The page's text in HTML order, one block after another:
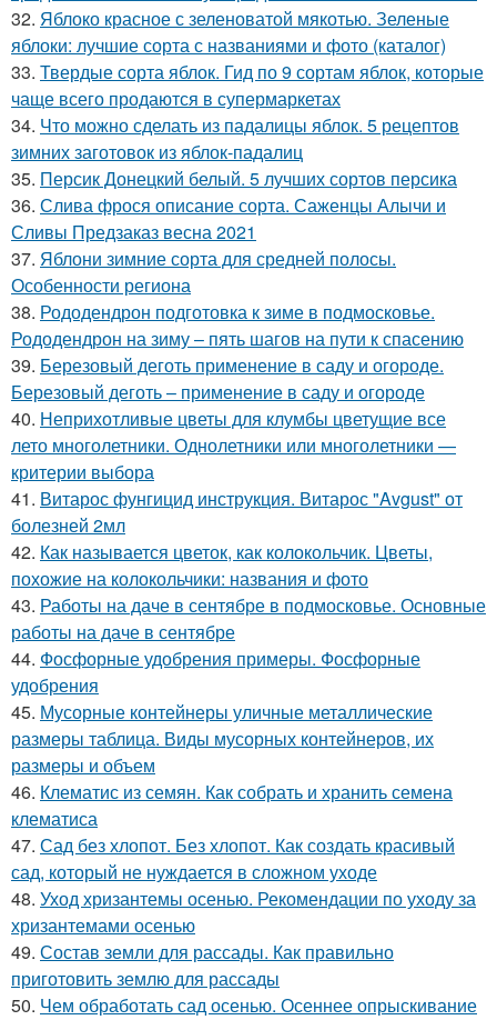
32. Яблоко красное с зеленоватой мякотью. Зеленые
яблоки: лучшие сорта с названиями и фото (каталог)
33. Твердые сорта яблок. Гид по 9 сортам яблок, которые
чаще всего продаются в супермаркетах
34. Что можно сделать из падалицы яблок. 5 рецептов
зимних заготовок из яблок-падалиц
35. Персик Донецкий белый. 5 лучших сортов персика
36. Слива фрося описание сорта. Саженцы Алычи и
Сливы Предзаказ весна 2021
37. Яблони зимние сорта для средней полосы.
Особенности региона
38. Рододендрон подготовка к зиме в подмосковье.
Рододендрон на зиму – пять шагов на пути к спасению
39. Березовый деготь применение в саду и огороде.
Березовый деготь – применение в саду и огороде
40. Неприхотливые цветы для клумбы цветущие все
лето многолетники. Однолетники или многолетники —
критерии выбора
41. Витарос фунгицид инструкция. Витарос "Avgust" от
болезней 2мл
42. Как называется цветок, как колокольчик. Цветы,
похожие на колокольчики: названия и фото
43. Работы на даче в сентябре в подмосковье. Основные
работы на даче в сентябре
44. Фосфорные удобрения примеры. Фосфорные
удобрения
45. Мусорные контейнеры уличные металлические
размеры таблица. Виды мусорных контейнеров, их
размеры и объем
46. Клематис из семян. Как собрать и хранить семена
клематиса
47. Сад без хлопот. Без хлопот. Как создать красивый
сад, который не нуждается в сложном уходе
48. Уход хризантемы осенью. Рекомендации по уходу за
хризантемами осенью
49. Состав земли для рассады. Как правильно
приготовить землю для рассады
50. Чем обработать сад осенью. Осеннее опрыскивание